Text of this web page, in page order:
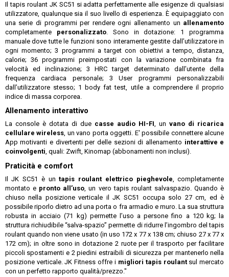
Il tapis roulant JK SC51 si adatta perfettamente alle esigenze di qualsiasi
utilizzatore, qualunque sia il suo livello di esperienza. È equipaggiato con
una serie di programmi per rendere ogni allenamento un allenamento
completamente personalizzato. Sono in dotazione: 1 programma
manuale dove tutte le funzioni sono interamente gestite dall’utilizzatore in
ogni momento; 3 programmi a target con obiettivi a tempo, distanza,
calorie; 36 programmi preimpostati con la variazione combinata fra
velocità ed inclinazione; 3 HRC target determinato dall’utente della
frequenza cardiaca personale; 3 User programmi personalizzabili
dall’utilizzatore stesso; 1 body fat test, utile a comprendere il proprio
indice di massa corporea.
Allenamento interattivo
La console è dotata di due casse audio HI-FI, un vano di ricarica
cellulare wireless, un vano porta oggetti. E' possibile connettere alcune
App motivanti e divertenti per delle sezioni di allenamento interattive e
coinvolgenti, quali: Zwift, Kinomap (abbonamenti non inclusi).
Praticità e comfort
Il JK SC51 è untapis roulant elettrico pieghevole , completamente
montato e pronto all’uso , un vero tapis roulant salvaspazio. Quando è
chiuso nella posizione verticale il JK SC51 occupa solo 27 cm, ed è
possibile riporlo dietro ad una porta o fra armadio e muro. La sua struttura
robusta in acciaio (71 kg) permette l’uso a persone fino a 120 kg; la
struttura richiudibile “salva-spazio” permette di ridurre l’ingombro del tapis
roulant quando non viene usato (in uso 172 x 77 x 138 cm; chiuso 27 x 77 x
172 cm); in oltre sono in dotazione 2 ruote per il trasporto per facilitare
piccoli spostamenti e 2 piedini estraibili di sicurezza per mantenerlo nella
posizione verticale. JK Fitness offre i migliori tapis roulantsul mercato
con un perfetto rapporto qualità/prezzo."